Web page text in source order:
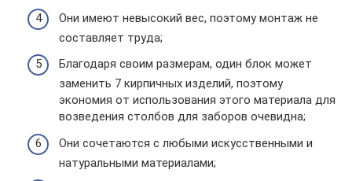
Они имеют невысокий вес, поэтому монтаж не
составляет труда;
Благодаря своим размерам, один блок может
заменить 7 кирпичных изделий, поэтому
экономия от использования этого материала для
возведения столбов для заборов очевидна;
Они сочетаются с любыми искусственными и
натуральными материалами;